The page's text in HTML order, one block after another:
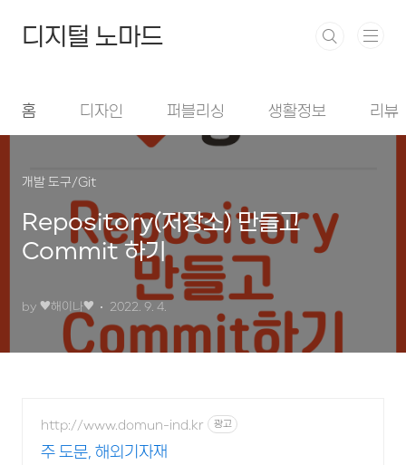
디지털 노마드
홈 디자인 퍼블리싱 생활정보 리뷰
개발 도구/Git
Repository(저장소) 만들고
Commit 하기
by ♥︎해이나♥︎ 2022. 9. 4.
http://www.domun-ind.kr 광고
주 도문, 해외기자재